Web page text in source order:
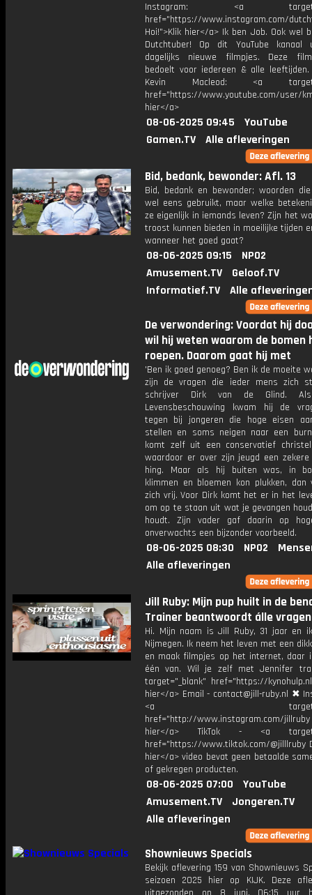
Instagram: <a
href="https://www.instagram.com/
Hoi!">Klik hier</a> Ik ben Job. Ook wel
Dutchtuber! Op dit YouTube kanaal
dagelijks nieuwe filmpjes. Deze
bedoelt voor iedereen & alle
Kevin Macleod: <a
href="https://www.youtube.com/user/
hier</a>
08-06-2025 09:45
YouTube
Gamen.TV
Alle afleveringen
Bid, bedank, bewonder: Afl. 13
Bid, bedank en bewonder; woorden
wel eens gebruikt, maar welke
ze eigenlijk in iemands leven? Zijn het
troost kunnen bieden in moeilijke tijden
wanneer het goed gaat?
08-06-2025 09:15
NPO2
Amusement.TV
Geloof.TV
Informatief.TV
Alle
De verwondering: Voordat hij
wil hij weten waarom de bomen
roepen. Daarom gaat hij met
'Ben ik goed genoeg? Ben ik de moeite
zijn de vragen die ieder mens zich
schrijver Dirk van de Glind.
Levensbeschouwing kwam hij de
tegen bij jongeren die hoge eisen
stellen en soms neigen naar een
komt zelf uit een conservatief
waardoor er over zijn jeugd een
hing. Maar als hij buiten was, in
klimmen en bloemen kon plukken, dan
zich vrij. Voor Dirk komt het er in het
om op te staan uit wat je gevangen
houdt. Zijn vader gaf daarin op
onverwachts een bijzonder voorbeeld.
08-06-2025 08:30 NPO2
Alle afleveringen
Jill Ruby: Mijn pup huilt in de
Trainer beantwoordt álle vragen
Hi. Mijn naam is Jill Ruby, 31 jaar en
Nijmegen. Ik neem het leven met een
en maak filmpjes op het internet, daar
één van. Wil je zelf met Jennifer
target="_blank" href="https://
hier</a> Email - contact@jill-ruby.nl ✖
<a
href="http://www.instagram.com/
hier</a> TikTok - <a
href="https://www.tiktok.com/@jilllruby
hier</a> video bevat geen betaalde
of gekregen producten.
08-06-2025 07:00
YouTube
Amusement.TV
Jongeren.TV
Alle afleveringen
Shownieuws Specials
Bekijk aflevering 159 van Shownieuws
seizoen 2025 hier op KIJK. Deze